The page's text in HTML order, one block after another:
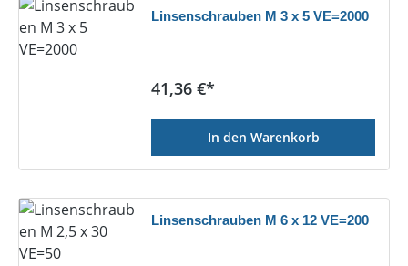
Linsenschrauben M 3 x 5 VE=2000
Regulärer Preis:
41,36 €*
In den Warenkorb
Linsenschrauben M 6 x 12 VE=200